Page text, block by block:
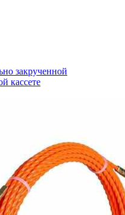
закрученной
кассете